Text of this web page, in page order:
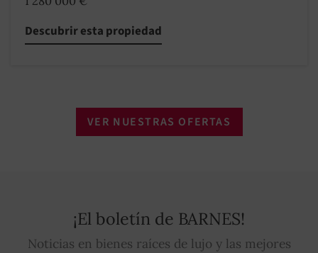
Descubrir esta propiedad
VER NUESTRAS OFERTAS
¡El boletín de BARNES!
Noticias en bienes raíces de lujo y las mejores